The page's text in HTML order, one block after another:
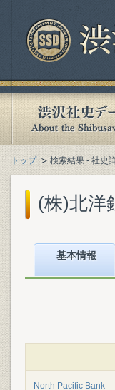
トップ 検索結果 - 社史
(株)北洋
基本情報
North Pacific Bank